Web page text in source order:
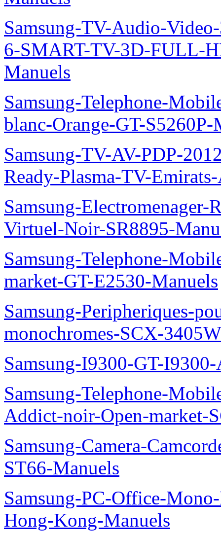
Samsung-TV-Audio-
6-SMART-TV-3D-FULL-
Manuels
Samsung-Telephone-
blanc-Orange-GT-S5260P-
Samsung-TV-AV-PDP-
Ready-Plasma-TV-
Samsung-
Virtuel-Noir-SR8895-
Samsung-Telephone-
market-GT-E2530-Manuels
Samsung-Peripheriques-
monochromes-SCX-
Samsung-I9300-GT-
Samsung-Telephone-
Addict-noir-Open-market-
Samsung-Camera-
ST66-Manuels
Samsung-PC-Office-
Hong-Kong-Manuels